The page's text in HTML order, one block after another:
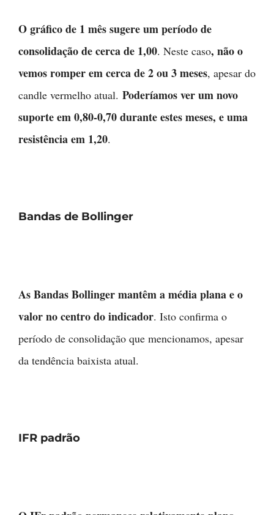
O gráfico de 1 mês sugere um período de
consolidação de cerca de 1,00. Neste caso, não o
vemos romper em cerca de 2 ou 3 meses, apesar do
candle vermelho atual. Poderíamos ver um novo
suporte em 0,80-0,70 durante estes meses, e uma
resistência em 1,20.
Bandas de Bollinger
As Bandas Bollinger mantêm a média plana e o
valor no centro do indicador. Isto confirma o
período de consolidação que mencionamos, apesar
da tendência baixista atual.
IFR padrão